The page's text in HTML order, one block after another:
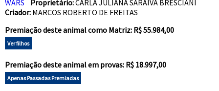
WARS
Proprietário:CARLA JULIANA SARAIVA BRESCIANI
Criador: MARCOS ROBERTO DE FREITAS
Premiação deste animal como Matriz: R$ 55.984,00
Ver filhos
Premiação deste animal em provas: R$ 18.997,00
Apenas Passadas Premiadas